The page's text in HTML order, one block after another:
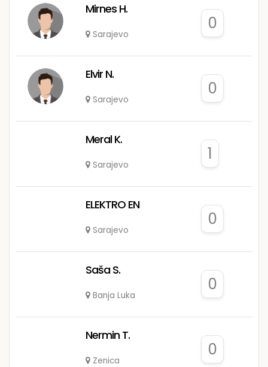
Mirnes H.
Sarajevo
0
Elvir N.
Sarajevo
0
Meral K.
Sarajevo
1
ELEKTRO EN
Sarajevo
0
Saša S.
Banja Luka
0
Nermin T.
Zenica
0